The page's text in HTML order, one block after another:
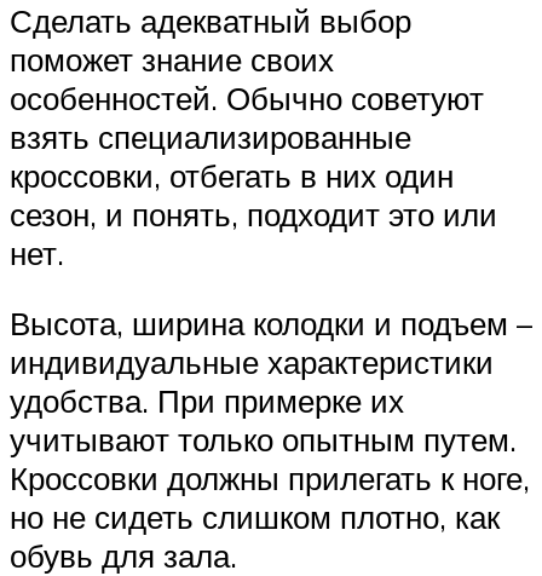
Сделать адекватный выбор
поможет знание своих
особенностей. Обычно советуют
взять специализированные
кроссовки, отбегать в них один
сезон, и понять, подходит это или
нет.
Высота, ширина колодки и подъем –
индивидуальные характеристики
удобства. При примерке их
учитывают только опытным путем.
Кроссовки должны прилегать к ноге,
но не сидеть слишком плотно, как
обувь для зала.